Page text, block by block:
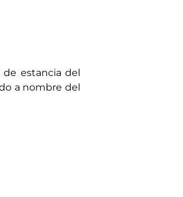
estancia del
a nombre del